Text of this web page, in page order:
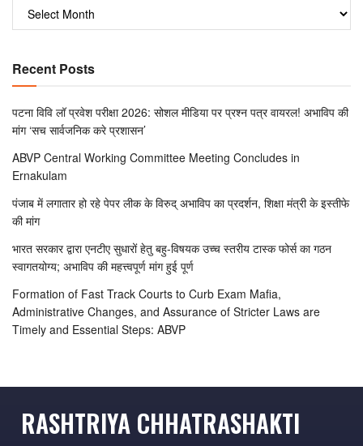
Recent Posts
पटना विवि लॉ प्रवेश परीक्षा 2026: सोशल मीडिया पर प्रश्न पत्र वायरल! अभाविप की
मांग ‘सच सार्वजनिक करे प्रशासन’
ABVP Central Working Committee Meeting Concludes in
Ernakulam
पंजाब में लगातार हो रहे पेपर लीक के विरुद् अभाविप का प्रदर्शन, शिक्षा मंत्री के इस्तीफे
की मांग
भारत सरकार द्वारा एनटीए सुधारों हेतु बहु-विषयक उच्च स्तरीय टास्क फोर्स का गठन
स्वागतयोग्य; अभाविप की महत्त्वपूर्ण मांग हुई पूर्ण
Formation of Fast Track Courts to Curb Exam Mafia,
Administrative Changes, and Assurance of Stricter Laws are
Timely and Essential Steps: ABVP
RASHTRIYA CHHATRASHAKTI